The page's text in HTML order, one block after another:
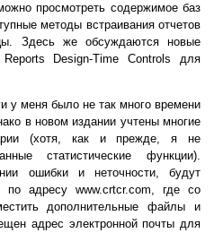
просмотреть содержимое баз
методы встраивания отчетов
Здесь же обсуждаются новые
Design-Time Controls для
у меня было не так много времени
в новом издании учтены многие
(хотя, как и прежде, я не
статистические функции).
ошибки и неточности, будут
по адресу www.crtcr.com, где со
дополнительные файлы и
адрес электронной почты для